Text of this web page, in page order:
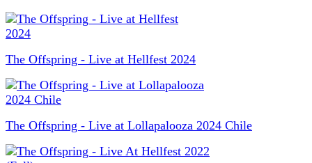
The Offspring - Live at Hellfest 2024
The Offspring - Live at Lollapalooza 2024 Chile